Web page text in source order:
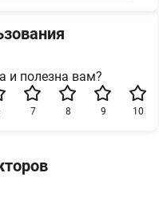
и полезна вам?
10
9
8
7